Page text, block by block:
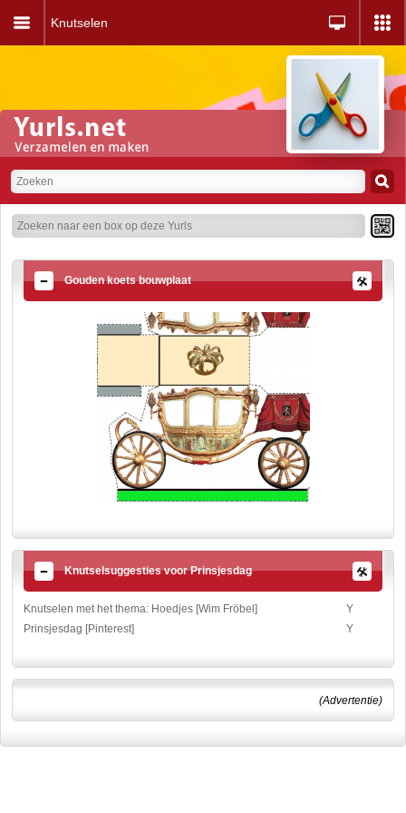
Knutselen
Gouden koets bouwplaat
Knutselsuggesties voor Prinsjesdag
Knutselen met het thema: Hoedjes [Wim Fröbel]
Y
Prinsjesdag [Pinterest]
Y
(Advertentie)